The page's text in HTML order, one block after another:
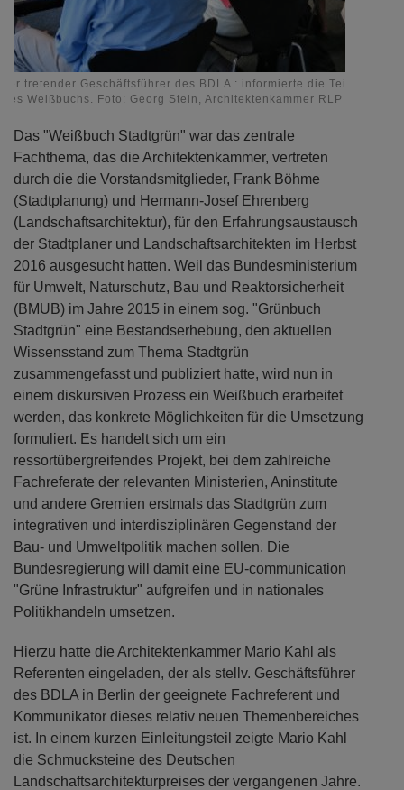
tretender Geschäftsführer des BDLA : informierte die Teilnehmer
Weißbuchs. Foto: Georg Stein, Architektenkammer RLP
Das "Weißbuch Stadtgrün" war das zentrale
Fachthema, das die Architektenkammer, vertreten
durch die die Vorstandsmitglieder, Frank Böhme
(Stadtplanung) und Hermann-Josef Ehrenberg
(Landschaftsarchitektur), für den Erfahrungsaustausch
der Stadtplaner und Landschaftsarchitekten im Herbst
2016 ausgesucht hatten. Weil das Bundesministerium
für Umwelt, Naturschutz, Bau und Reaktorsicherheit
(BMUB) im Jahre 2015 in einem sog. "Grünbuch
Stadtgrün" eine Bestandserhebung, den aktuellen
Wissensstand zum Thema Stadtgrün
zusammengefasst und publiziert hatte, wird nun in
einem diskursiven Prozess ein Weißbuch erarbeitet
werden, das konkrete Möglichkeiten für die Umsetzung
formuliert. Es handelt sich um ein
ressortübergreifendes Projekt, bei dem zahlreiche
Fachreferate der relevanten Ministerien, Aninstitute
und andere Gremien erstmals das Stadtgrün zum
integrativen und interdisziplinären Gegenstand der
Bau- und Umweltpolitik machen sollen. Die
Bundesregierung will damit eine EU-communication
"Grüne Infrastruktur" aufgreifen und in nationales
Politikhandeln umsetzen.
Hierzu hatte die Architektenkammer Mario Kahl als
Referenten eingeladen, der als stellv. Geschäftsführer
des BDLA in Berlin der geeignete Fachreferent und
Kommunikator dieses relativ neuen Themenbereiches
ist. In einem kurzen Einleitungsteil zeigte Mario Kahl
die Schmucksteine des Deutschen
Landschaftsarchitekturpreises der vergangenen Jahre.